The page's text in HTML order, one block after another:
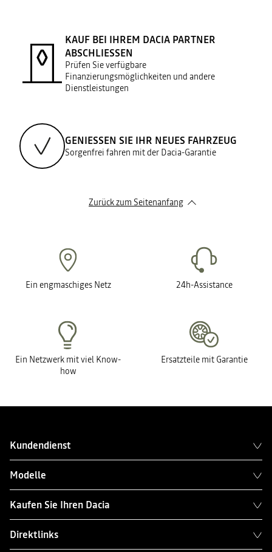
KAUF BEI IHREM DACIA PARTNER
ABSCHLIESSEN
Prüfen Sie verfügbare
Finanzierungsmöglichkeiten und andere
Dienstleistungen
GENIESSEN SIE IHR NEUES FAHRZEUG
Sorgenfrei fahren mit der Dacia-Garantie
Zurück zum Seitenanfang
Ein engmaschiges Netz 24h-Assistance
Ein Netzwerk mit viel Know-
how
Ersatzteile mit Garantie
Kundendienst
Modelle
Kaufen Sie Ihren Dacia
Direktlinks